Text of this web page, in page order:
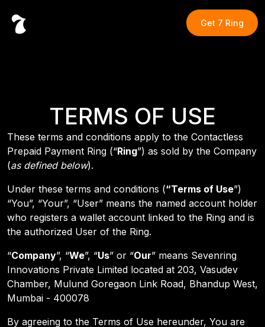
Get 7 Ring
TERMS OF USE
These terms and conditions apply to the Contactless
Prepaid Payment Ring (“Ring”) as sold by the Company
(as defined below).
Under these terms and conditions (“Terms of Use”)
“You”, “Your”, “User” means the named account holder
who registers a wallet account linked to the Ring and is
the authorized User of the Ring.
“Company”, “We”, “Us” or “Our” means Sevenring
Innovations Private Limited located at 203, Vasudev
Chamber, Mulund Goregaon Link Road, Bhandup West,
Mumbai - 400078
By agreeing to the Terms of Use hereunder, You are